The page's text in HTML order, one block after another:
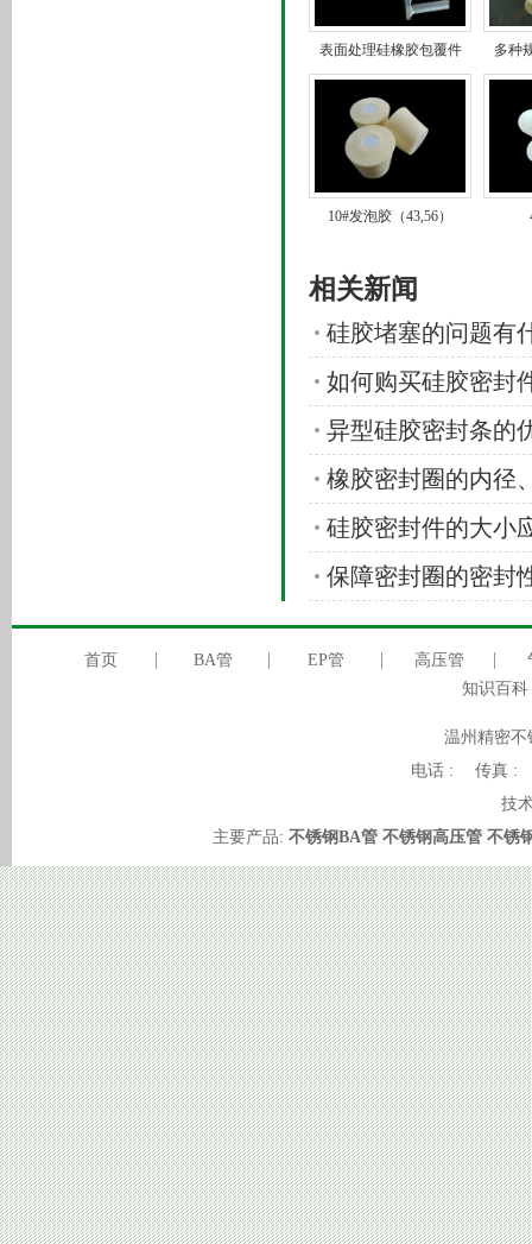
表面处理硅橡胶包覆件 多种
10#发泡胶（43,56）
相关新闻
硅胶堵塞的问题有
如何购买硅胶密封
异型硅胶密封条的
橡胶密封圈的内径
硅胶密封件的大小
保障密封圈的密封
首页 BA管 EP管 高压管
知识百科
温州精密
电话 : 传真 :
技
主要产品: 不锈钢BA管 不锈钢高压管 不锈